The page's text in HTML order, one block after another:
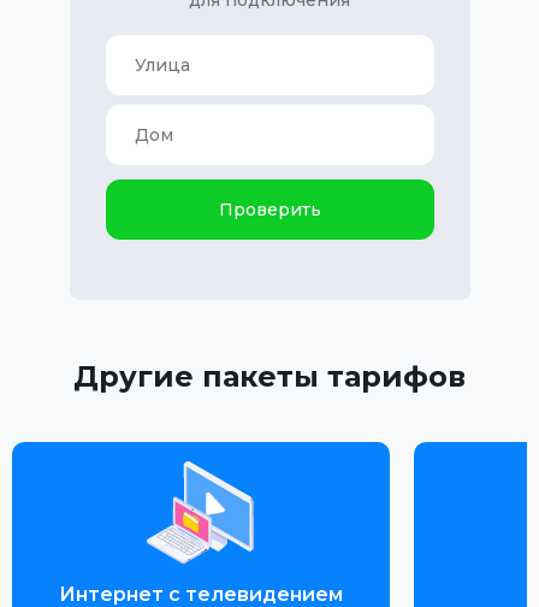
Проверить
Другие пакеты тарифов
Интернет с телевидением